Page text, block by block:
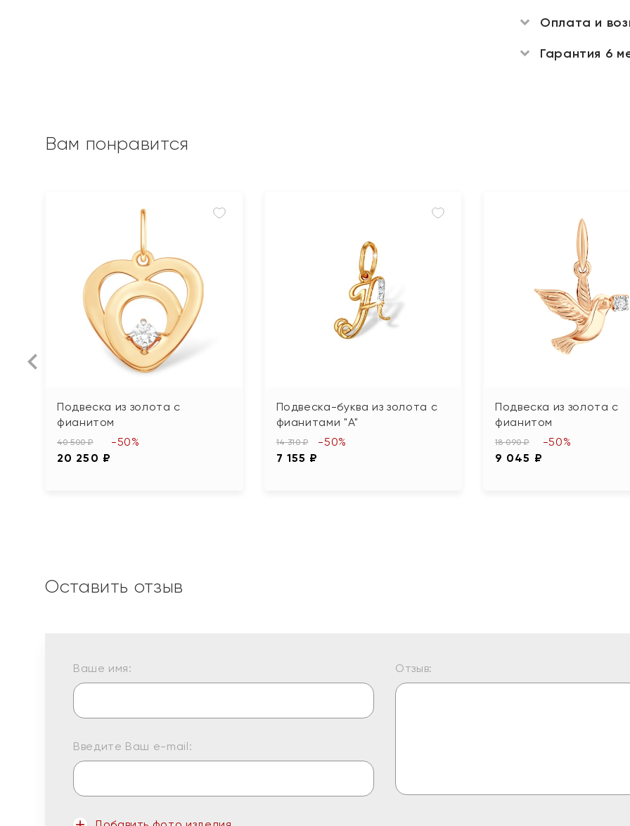
Оплата и
Гарантия 6
Вам понравится
Подвеска из золота с
фианитом
40 500 ₽
20 250 ₽
-50%
Подвеска-буква из золота с
фианитами "А"
14 310 ₽
7 155 ₽
-50%
Подвеска из золота с
фианитом
18 090 ₽
9 045 ₽
-50%
Оставить отзыв
Ваше имя:
Введите Ваш e-mail:
Отзыв: